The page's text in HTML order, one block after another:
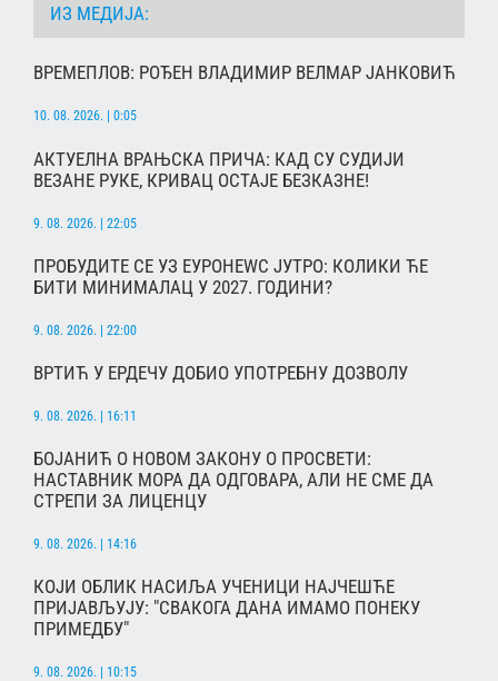
ИЗ МЕДИЈА:
ВРЕМЕПЛОВ: РОЂЕН ВЛАДИМИР ВЕЛМАР ЈАНКОВИЋ
10. 08. 2026. | 0:05
АКТУЕЛНА ВРАЊСКА ПРИЧА: КАД СУ СУДИЈИ
ВЕЗАНЕ РУКЕ, КРИВАЦ ОСТАЈЕ БЕЗКАЗНЕ!
9. 08. 2026. | 22:05
ПРОБУДИТЕ СЕ УЗ ЕУРОНЕWС ЈУТРО: КОЛИКИ ЋЕ
БИТИ МИНИМАЛАЦ У 2027. ГОДИНИ?
9. 08. 2026. | 22:00
ВРТИЋ У ЕРДЕЧУ ДОБИО УПОТРЕБНУ ДОЗВОЛУ
9. 08. 2026. | 16:11
БОЈАНИЋ О НОВОМ ЗАКОНУ О ПРОСВЕТИ:
НАСТАВНИК МОРА ДА ОДГОВАРА, АЛИ НЕ СМЕ ДА
СТРЕПИ ЗА ЛИЦЕНЦУ
9. 08. 2026. | 14:16
КОЈИ ОБЛИК НАСИЉА УЧЕНИЦИ НАЈЧЕШЋЕ
ПРИЈАВЉУЈУ: "СВАКОГА ДАНА ИМАМО ПОНЕКУ
ПРИМЕДБУ"
9. 08. 2026. | 10:15